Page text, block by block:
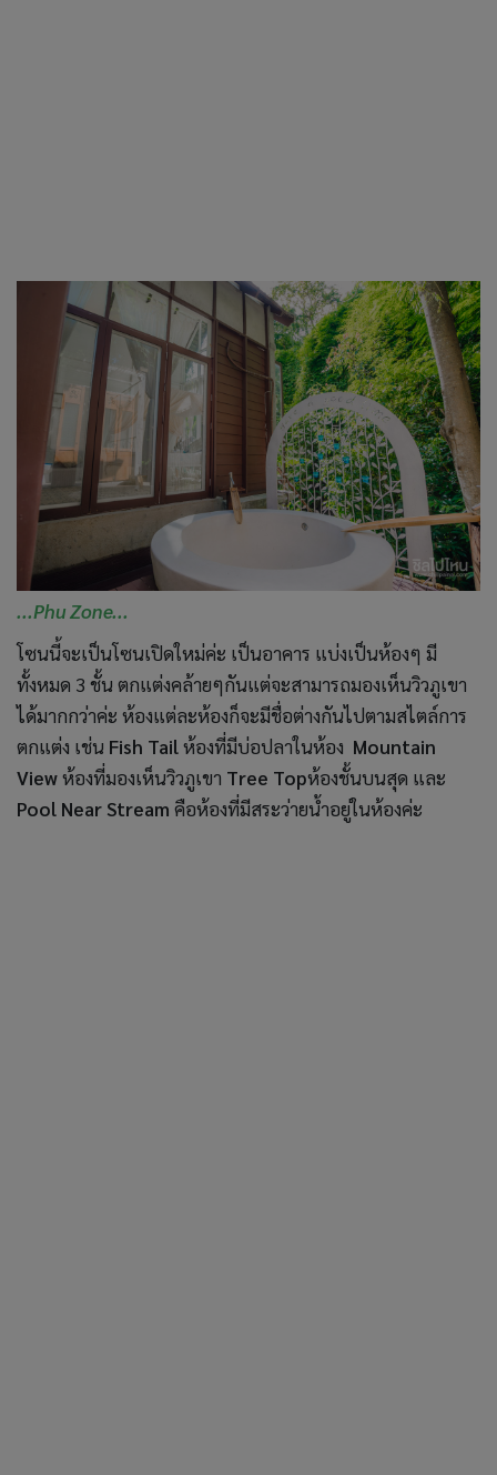
...Phu Zone...
โซนนี้จะเป็นโซนเปิดใหม่ค่ะ เป็นอาคาร แบ่งเป็นห้องๆ มี
ทั้งหมด 3 ชั้น ตกแต่งคล้ายๆกันแต่จะสามารถมองเห็นวิวภูเขา
ได้มากกว่าค่ะ ห้องแต่ละห้องก็จะมีชื่อต่างกันไปตามสไตล์การ
ตกแต่ง เช่น Fish Tailห้องที่มีบ่อปลาในห้องMountain
Viewห้องที่มองเห็นวิวภูเขา Tree Topห้องชั้นบนสุด และ
Pool Near Streamคือห้องที่มีสระว่ายน้ำอยู่ในห้องค่ะ